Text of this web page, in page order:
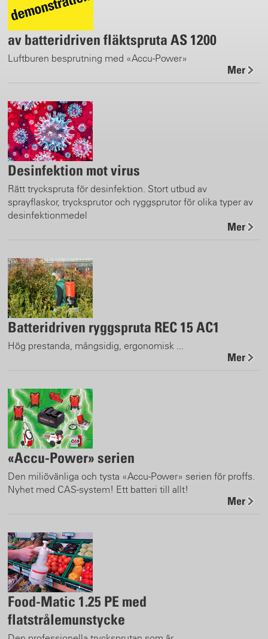
av batteridriven fläktspruta AS 1200
Luftburen besprutning med «Accu-Power»
Mer
Desinfektion mot virus
Rätt tryckspruta för desinfektion. Stort utbud av
sprayflaskor, trycksprutor och ryggsprutor för olika typer av
desinfektionmedel
Mer
Batteridriven ryggspruta REC 15 AC1
Hög prestanda, mångsidig, ergonomisk ...
Mer
«Accu-Power» serien
Den miliövänliga och tysta «Accu-Power» serien för proffs.
Nyhet med CAS-system! Ett batteri till allt!
Mer
Food-Matic 1.25 PE med
flatstrålemunstycke